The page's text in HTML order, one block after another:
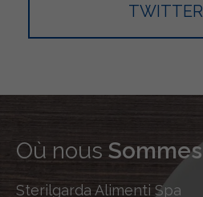
TWITTER
Où nous Sommes
Sterilgarda Alimenti Spa